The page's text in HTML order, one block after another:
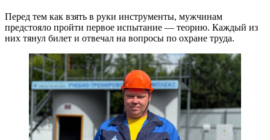
Перед тем как взять в руки инструменты, мужчинам
предстояло пройти первое испытание — теорию. Каждый из
них тянул билет и отвечал на вопросы по охране труда.